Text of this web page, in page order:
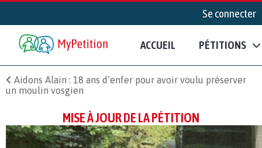
Se connecter
ACCUEIL PÉTITIONS
Aidons Alain : 18 ans d’enfer pour avoir voulu préserver
un moulin vosgien
MISE À JOUR DE LA PÉTITION